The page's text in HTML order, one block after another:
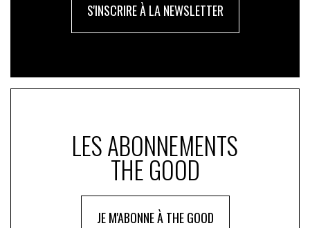
S'INSCRIRE À LA NEWSLETTER
LES ABONNEMENTS
THE GOOD
JE M'ABONNE À THE GOOD